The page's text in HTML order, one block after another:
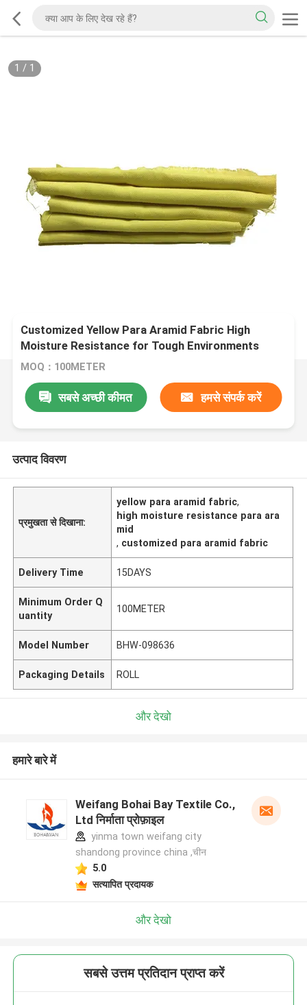
1 / 1
Customized Yellow Para Aramid Fabric High
Moisture Resistance for Tough Environments
MOQ：100METER
सबसे अच्छी कीमत हमसे संपर्क करें
उत्पाद विवरण
प्रमुखता से दिखाना:
yellow para aramid fabric,
high moisture resistance para ara
mid
, customized para aramid fabric
Delivery Time 15DAYS
Minimum Order Q
uantity
100METER
Model Number BHW-098636
Packaging Details ROLL
और देखो
हमारे बारे में
Weifang Bohai Bay Textile Co.,
Ltd निर्माता प्रोफ़ाइल
yinma town weifang city
shandong province china ,चीन
5.0
सत्यापित प्रदायक
और देखो
सबसे उत्तम प्रतिदान प्राप्त करें